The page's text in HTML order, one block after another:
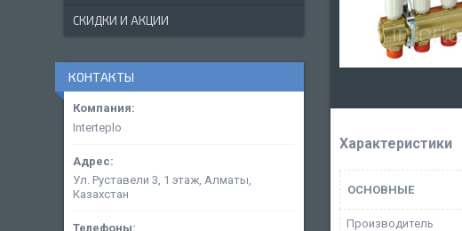
Характеристики
ОСНОВНЫЕ
Производитель
СКИДКИ И АКЦИИ
КОНТАКТЫ
Interteplo
Ул. Руставели 3, 1 этаж, Алматы,
Казахстан